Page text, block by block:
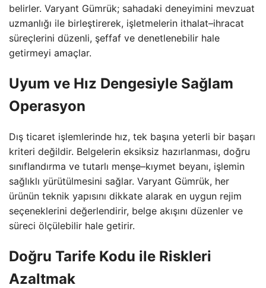
belirler. Varyant Gümrük; sahadaki deneyimini mevzuat
uzmanlığı ile birleştirerek, işletmelerin ithalat–ihracat
süreçlerini düzenli, şeffaf ve denetlenebilir hale
getirmeyi amaçlar.
Uyum ve Hız Dengesiyle Sağlam
Operasyon
Dış ticaret işlemlerinde hız, tek başına yeterli bir başarı
kriteri değildir. Belgelerin eksiksiz hazırlanması, doğru
sınıflandırma ve tutarlı menşe–kıymet beyanı, işlemin
sağlıklı yürütülmesini sağlar. Varyant Gümrük, her
ürünün teknik yapısını dikkate alarak en uygun rejim
seçeneklerini değerlendirir, belge akışını düzenler ve
süreci ölçülebilir hale getirir.
Doğru Tarife Kodu ile Riskleri
Azaltmak